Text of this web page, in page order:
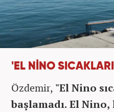
'EL NİNO
Özdemir, "El Nino
başlamadı. El Nino,